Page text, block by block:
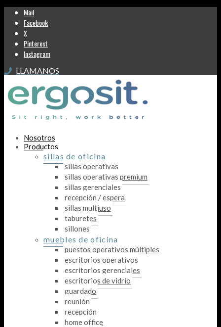
Mail
Facebook
X
Pinterest
Instagram
LLAMANOS
Nosotros
Productos
sillas de oficina
sillas operativas
sillas operativas premium
sillas gerenciales
recepción / espera
sillas multiuso
taburetes
sillones
muebles de oficina
puestos operativos múltiples
escritorios operativos
escritorios gerenciales
escritorios de vidrio
guardado
reunión
recepción
home office